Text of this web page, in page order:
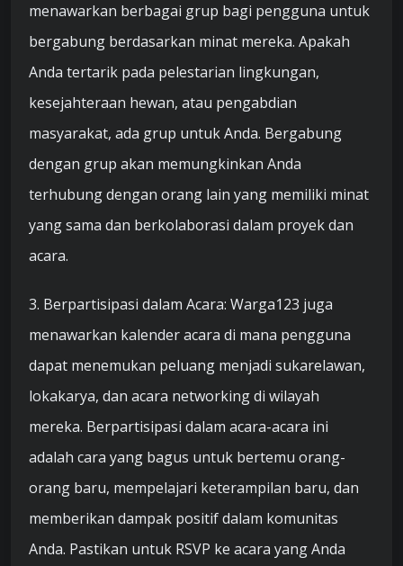
menawarkan berbagai grup bagi pengguna untuk
bergabung berdasarkan minat mereka. Apakah
Anda tertarik pada pelestarian lingkungan,
kesejahteraan hewan, atau pengabdian
masyarakat, ada grup untuk Anda. Bergabung
dengan grup akan memungkinkan Anda
terhubung dengan orang lain yang memiliki minat
yang sama dan berkolaborasi dalam proyek dan
acara.
3. Berpartisipasi dalam Acara: Warga123 juga
menawarkan kalender acara di mana pengguna
dapat menemukan peluang menjadi sukarelawan,
lokakarya, dan acara networking di wilayah
mereka. Berpartisipasi dalam acara-acara ini
adalah cara yang bagus untuk bertemu orang-
orang baru, mempelajari keterampilan baru, dan
memberikan dampak positif dalam komunitas
Anda. Pastikan untuk RSVP ke acara yang Anda